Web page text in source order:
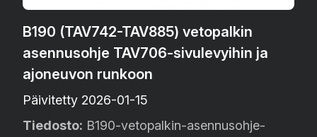
B190 (TAV742-TAV885) vetopalkin
asennusohje TAV706-sivulevyihin ja
ajoneuvon runkoon
Päivitetty 2026-01-15
Tiedosto: B190-vetopalkin-asennusohje-